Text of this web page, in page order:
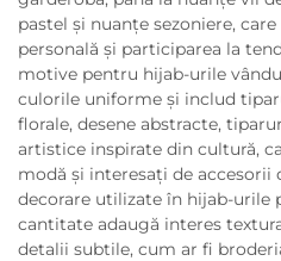
pastel și nuanțe sezoniere,
personală și participarea la
motive pentru hijab-urile
culorile uniforme și includ
florale, desene abstracte,
artistice inspirate din cultură,
modă și interesați de accesorii
decorare utilizate în hijab-urile
cantitate adaugă interes
detalii subtile, cum ar fi